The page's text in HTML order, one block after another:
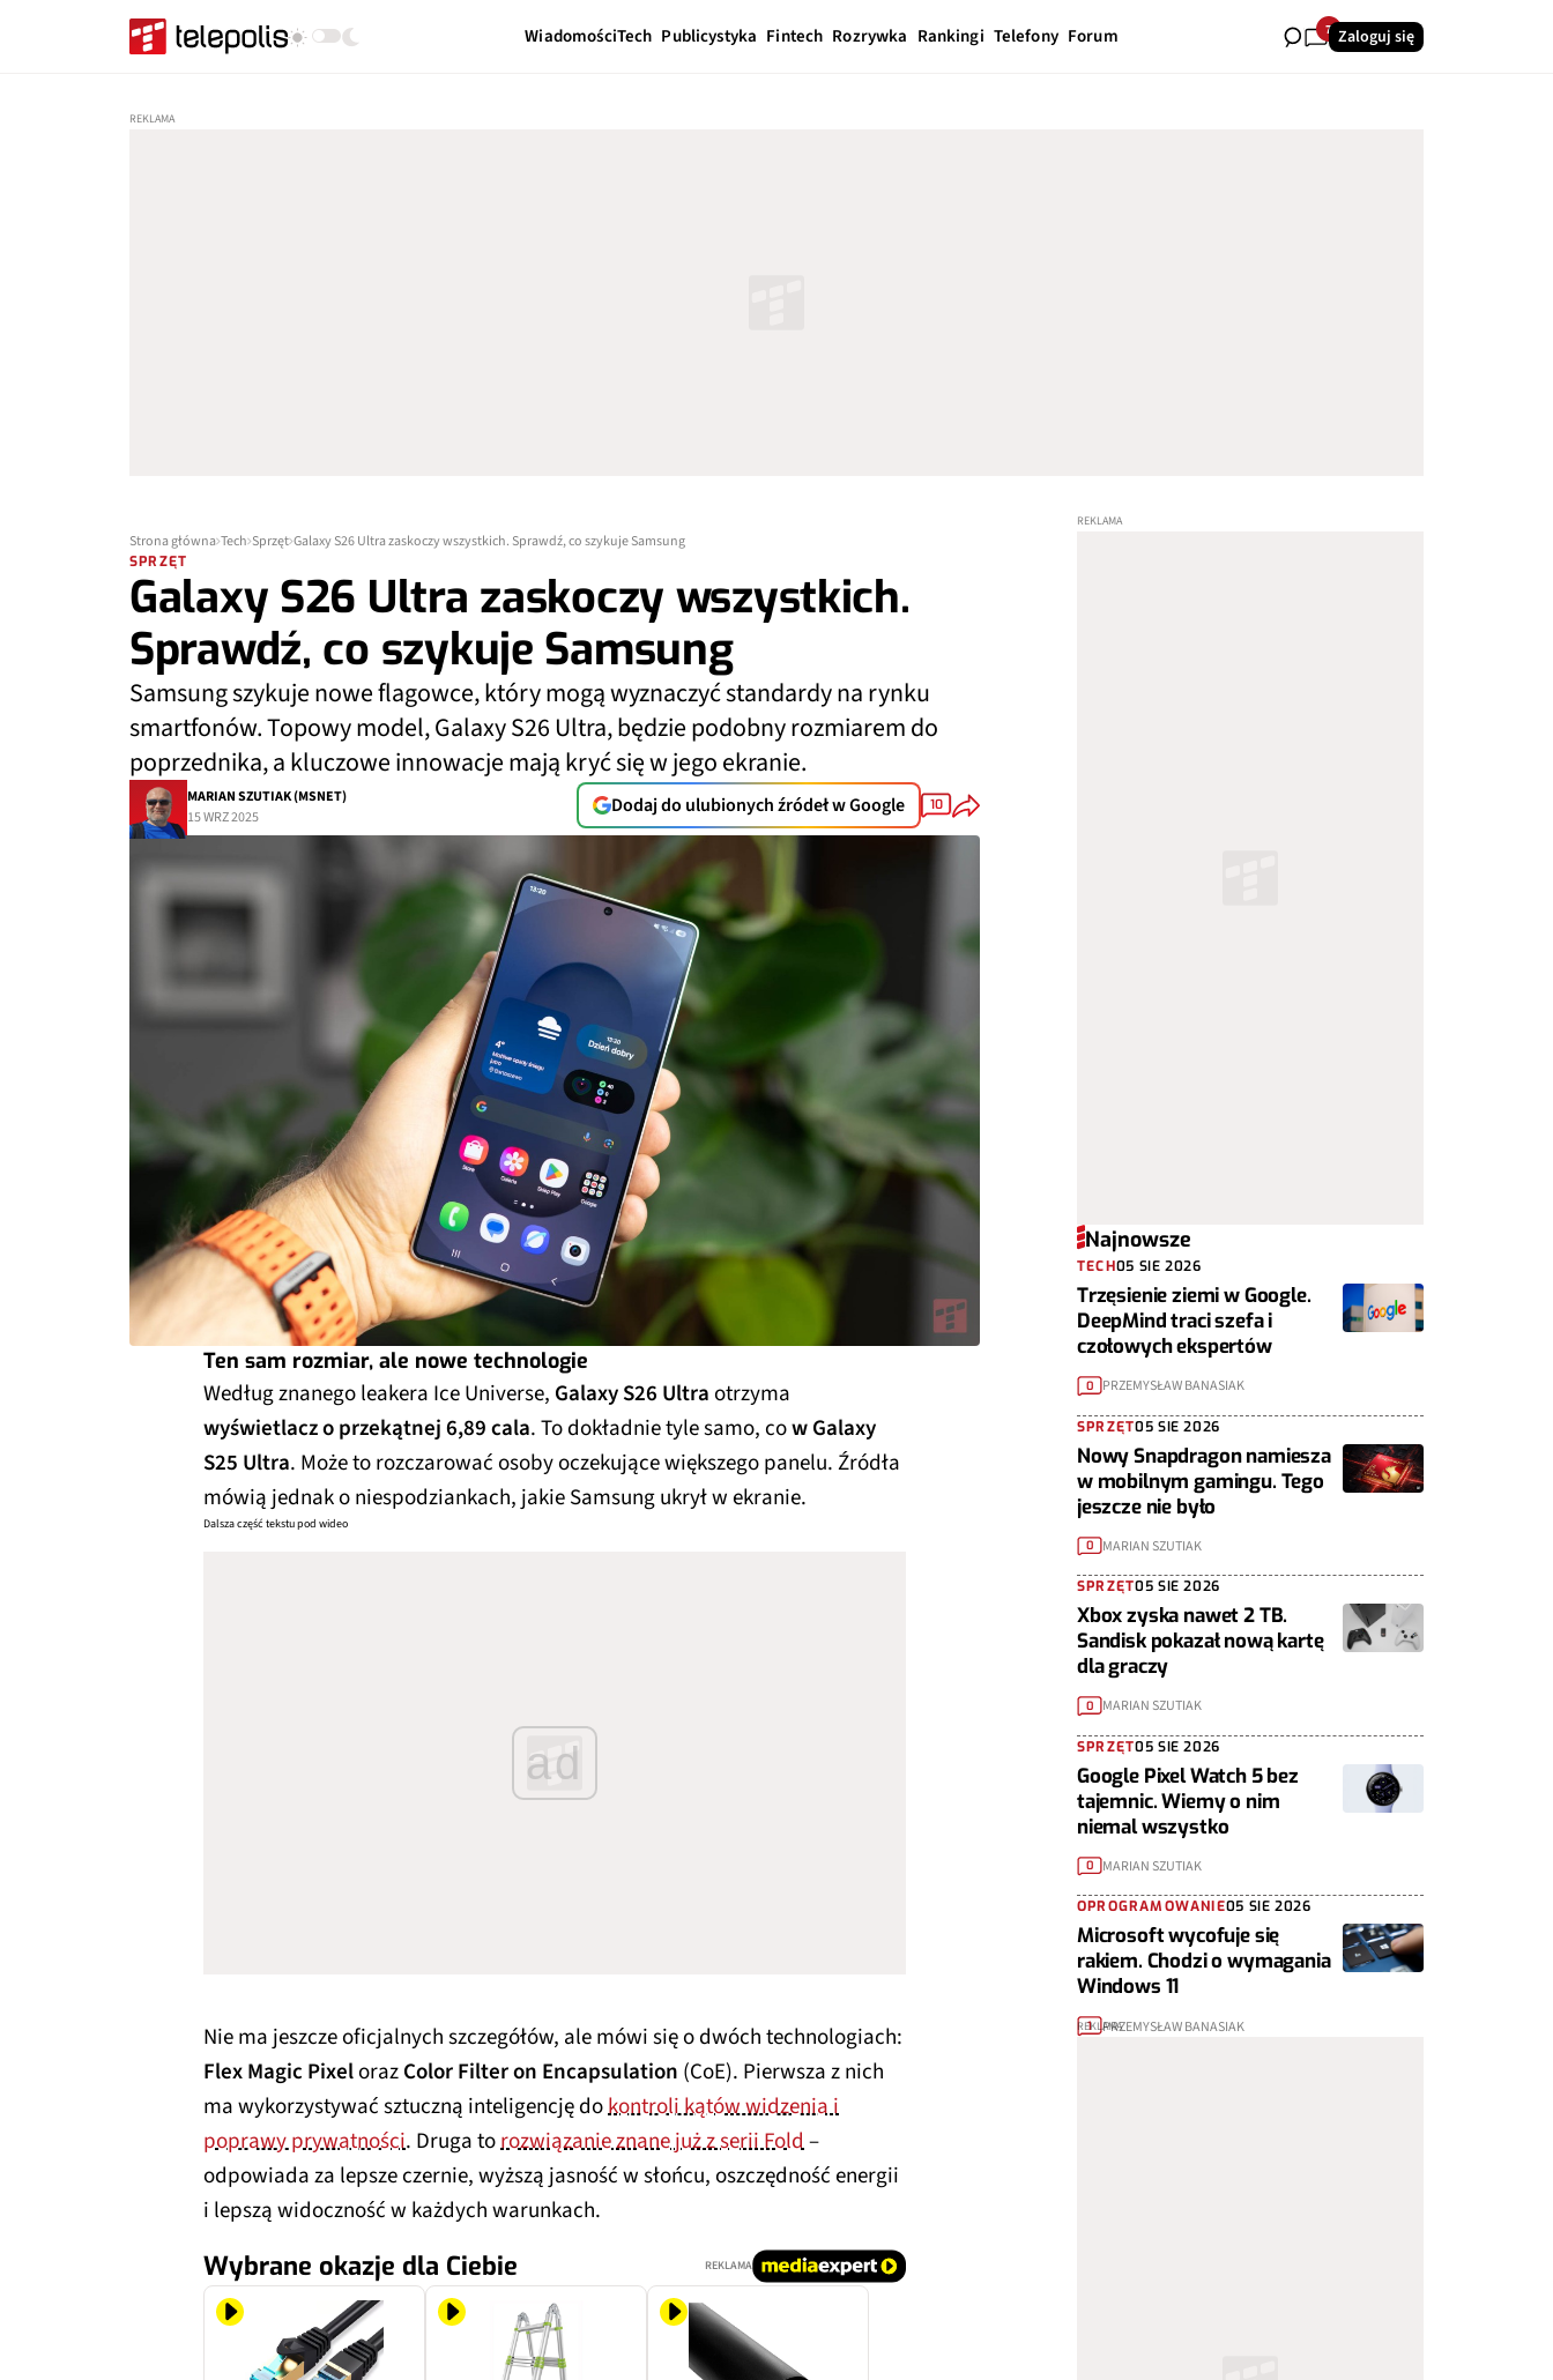
WiadomościTech Publicystyka Fintech Rozrywka Rankingi Telefony Forum 7 Zaloguj się
Strona główna Tech Sprzęt Galaxy S26 Ultra zaskoczy wszystkich. Sprawdź, co szykuje Samsung
SPRZĘT
Galaxy S26 Ultra zaskoczy wszystkich.
Sprawdź, co szykuje Samsung
Samsung szykuje nowe flagowce, który mogą wyznaczyć standardy na rynku
smartfonów. Topowy model, Galaxy S26 Ultra, będzie podobny rozmiarem do
poprzednika, a kluczowe innowacje mają kryć się w jego ekranie.
MARIAN SZUTIAK (MSNET)
15 WRZ 2025
Dodaj do ulubionych źródeł w Google 10
Ten sam rozmiar, ale nowe technologie
Według znanego leakera Ice Universe, Galaxy S26 Ultraotrzyma
wyświetlacz o przekątnej 6,89 cala. To dokładnie tyle samo, cow Galaxy
S25 Ultra. Może to rozczarować osoby oczekujące większego panelu. Źródła
mówią jednak o niespodziankach, jakie Samsung ukrył w ekranie.
Dalsza część tekstu pod wideo
ad
Nie ma jeszcze oficjalnych szczegółów, ale mówi się o dwóch technologiach:
Flex Magic PixelorazColor Filter on Encapsulation (CoE). Pierwsza z nich
ma wykorzystywać sztuczną inteligencję dokontroli kątów widzenia i
poprawy prywatności. Druga torozwiązanie znane już z serii Fold–
odpowiada za lepsze czernie, wyższą jasność w słońcu, oszczędność energii
i lepszą widoczność w każdych warunkach.
Wybrane okazje dla Ciebie REKLAMA
Najnowsze
TECH05 SIE 2026
Trzęsienie ziemi w Google.
DeepMind traci szefa i
czołowych ekspertów
0 PRZEMYSŁAW BANASIAK
SPRZĘT05 SIE 2026
Nowy Snapdragon namiesza
w mobilnym gamingu. Tego
jeszcze nie było
0 MARIAN SZUTIAK
SPRZĘT05 SIE 2026
Xbox zyska nawet 2 TB.
Sandisk pokazał nową kartę
dla graczy
0 MARIAN SZUTIAK
SPRZĘT05 SIE 2026
Google Pixel Watch 5 bez
tajemnic. Wiemy o nim
niemal wszystko
0 MARIAN SZUTIAK
OPROGRAMOWANIE05 SIE 2026
Microsoft wycofuje się
rakiem. Chodzi o wymagania
Windows 11
1 PRZEMYSŁAW BANASIAK